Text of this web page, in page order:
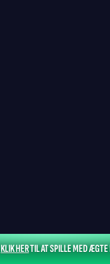
KLIK HERTIL AT SPILLE MED